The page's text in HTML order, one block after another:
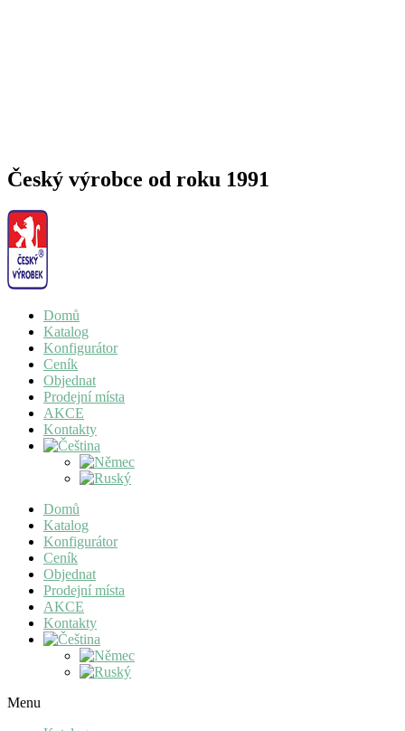
Český výrobce od roku 1991
Domů
Katalog
Konfigurátor
Ceník
Objednat
Prodejní místa
AKCE
Kontakty
Domů
Katalog
Konfigurátor
Ceník
Objednat
Prodejní místa
AKCE
Kontakty
Menu